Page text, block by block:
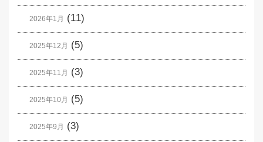
2026年1月 (11)
2025年12月 (5)
2025年11月 (3)
2025年10月 (5)
2025年9月 (3)